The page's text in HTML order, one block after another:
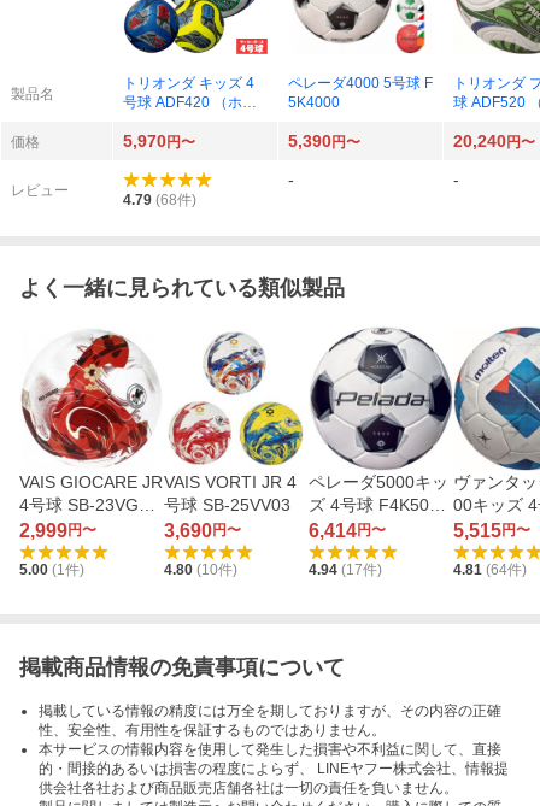
製品名
トリオンダ キッズ 4
号球 ADF420 （ホワ
ペレーダ4000 5号球 F
5K4000
トリオンダ
球 ADF520
価格
5,970円〜 5,390円〜 20,240円〜
レビュー
4.79 (68件)
- -
よく一緒に見られている類似製品
VAIS GIOCARE JR
4号球 SB-23VG03
（ホワイト/レッ
ド）
2,999円〜
5.00 (1件)
VAIS VORTI JR 4
号球 SB-25VV03
3,690円〜
4.80 (10件)
ペレーダ5000キッ
ズ 4号球 F4K5000
（スノーホワイト
パール/メタリック
ブラック）
6,414円〜
4.94 (17件)
ヴァンタ
00キッズ
N5000 （
ブルー）
5,515円〜
4.81 (64件)
掲載商品情報の免責事項について
掲載している情報の精度には万全を期しておりますが、その内容の正確
性、安全性、有用性を保証するものではありません。
本サービスの情報内容を使用して発生した損害や不利益に関して、直接
的・間接的あるいは損害の程度によらず、 LINEヤフー株式会社、情報提
供会社各社および商品販売店舗各社は一切の責任を負いません。